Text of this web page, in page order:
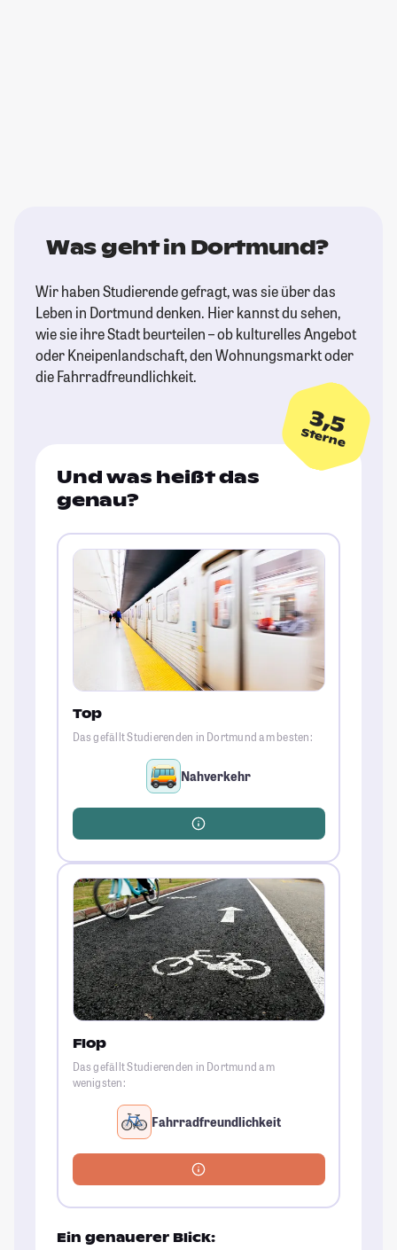
Was geht in Dortmund?
Wir haben Studierende gefragt, was sie über das
Leben in Dortmund denken. Hier kannst du sehen,
wie sie ihre Stadt beurteilen – ob kulturelles Angebot
oder Kneipenlandschaft, den Wohnungsmarkt oder
die Fahrradfreundlichkeit.
3,5
Sterne
Und was heißt das
genau?
Top
Das gefällt Studierenden in Dortmund am besten:
Nahverkehr
Flop
Das gefällt Studierenden in Dortmund am
wenigsten:
Fahrradfreundlichkeit
Ein genauerer Blick: